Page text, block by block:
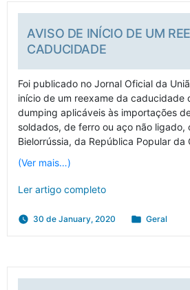
AVISO DE INÍCIO DE UM
CADUCIDADE
Foi publicado no Jornal Oficial da
início de um reexame da caducidade
dumping aplicáveis às importações
soldados, de ferro ou aço não ligado,
Bielorrússia, da República Popular da
(Ver mais…)
Ler artigo completo
30 de January, 2020
Posted
Geral